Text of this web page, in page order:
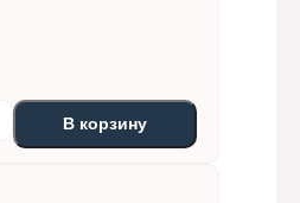
В корзину